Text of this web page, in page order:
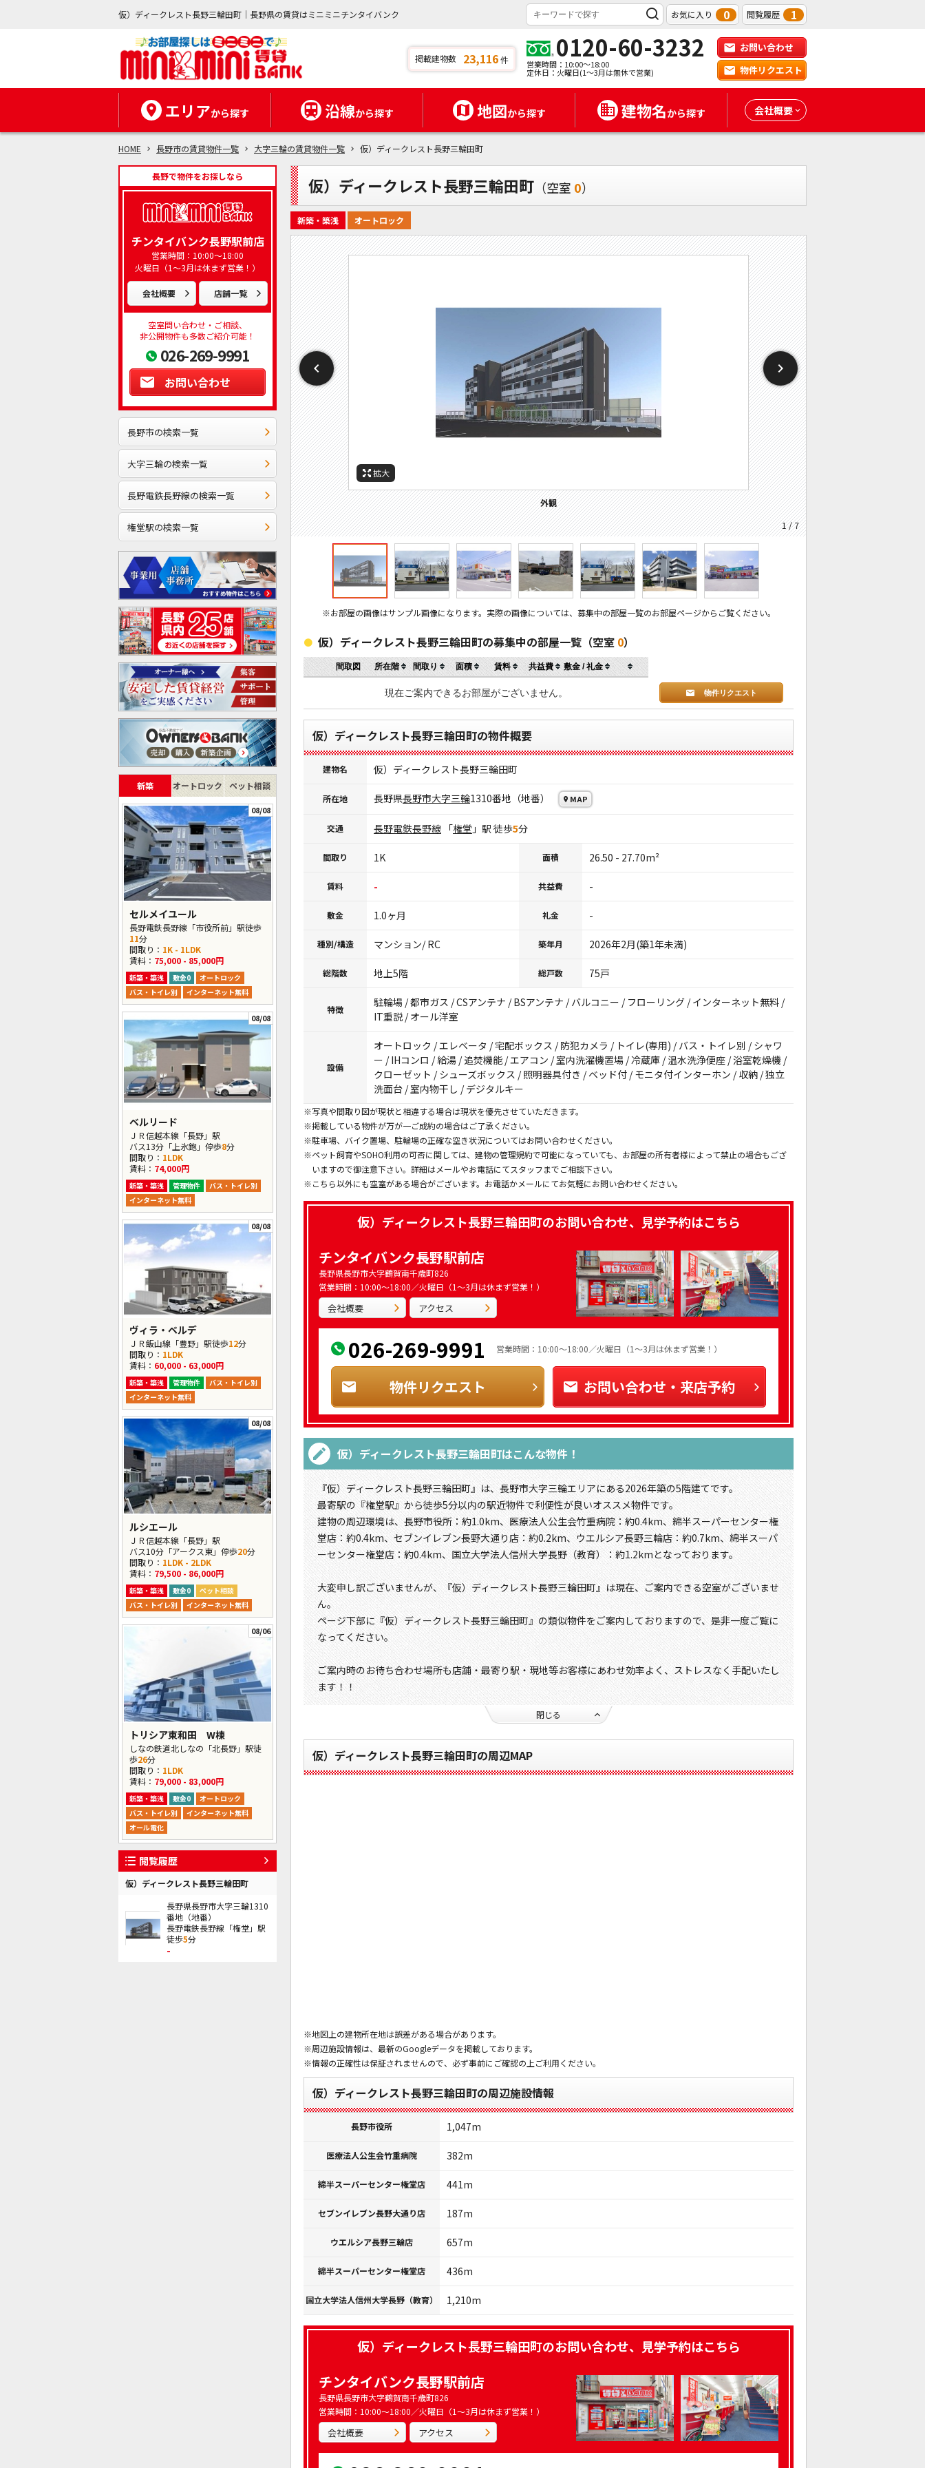
仮）ディークレスト長野三輪田町｜長野県の賃貸はミニミニチンタイバンク お気に入り 0 閲覧履歴 1
掲載建物数 23,116件 0120-60-3232
営業時間：10:00～18:00
定休日：火曜日(1～3月は無休で営業)
お問い合わせ
物件リクエスト
エリアから探す 沿線から探す 地図から探す 建物名から探す 会社概要
HOME 長野市の賃貸物件一覧 大字三輪の賃貸物件一覧 仮）ディークレスト長野三輪田町
長野で物件をお探しなら
チンタイバンク長野駅前店
営業時間：10:00～18:00
火曜日（1～3月は休まず営業！）
会社概要 店舗一覧
空室問い合わせ・ご相談、
非公開物件も多数ご紹介可能！
026-269-9991
お問い合わせ
長野市の検索一覧
大字三輪の検索一覧
長野電鉄長野線の検索一覧
権堂駅の検索一覧
新築 オートロック ペット相談
08/08
セルメイユール
長野電鉄長野線「市役所前」駅徒歩
11分
間取り： 1K - 1LDK
賃料： 75,000 - 85,000円
新築・築浅 敷金0
オートロック
バス・トイレ別
インターネット無料
08/08
ベルリード
ＪＲ信越本線「長野」駅
バス13分「上氷鉋」停歩8分
間取り： 1LDK
賃料： 74,000円
新築・築浅 管理物件
バス・トイレ別
インターネット無料
08/08
ヴィラ・ベルデ
ＪＲ飯山線「豊野」駅徒歩12分
間取り： 1LDK
賃料： 60,000 - 63,000円
新築・築浅 管理物件
バス・トイレ別
インターネット無料
08/08
ルシエール
ＪＲ信越本線「長野」駅
バス10分「アークス東」停歩20分
間取り： 1LDK - 2LDK
賃料： 79,500 - 86,000円
新築・築浅 敷金0
ペット相談
バス・トイレ別
インターネット無料
08/06
トリシア東和田 W棟
しなの鉄道北しなの「北長野」駅徒
歩26分
間取り： 1LDK
賃料： 79,000 - 83,000円
新築・築浅 敷金0
オートロック
バス・トイレ別
インターネット無料
オール電化
閲覧履歴
仮）ディークレスト長野三輪田町
長野県長野市大字三輪1310
番地（地番）
長野電鉄長野線「権堂」駅
徒歩5分
-
仮）ディークレスト長野三輪田町 （空室 0）
新築・築浅 オートロック
拡大
外観
1 / 7
拡大
周辺施設：ホームセンター
拡大
周辺施設：ドラックストア
拡大
周辺施設：コンビニ
拡大
周辺施設：スーパー
拡大
周辺施設：病院
拡大
※お部屋の画像はサンプル画像になります。実際の画像については、募集中の部屋一覧のお部屋ページからご覧ください。
仮）ディークレスト長野三輪田町の募集中の部屋一覧（空室 0）
間取図 所在階 間取り 面積 賃料 共益費 敷金 / 礼金
現在ご案内できるお部屋がございません。 物件リクエスト
仮）ディークレスト長野三輪田町の物件概要
建物名 仮）ディークレスト長野三輪田町
所在地 長野県長野市大字三輪1310番地（地番） MAP
交通 長野電鉄長野線 「権堂 」駅 徒歩5分
間取り 1K 面積 26.50 - 27.70m²
賃料 - 共益費 -
敷金 1.0ヶ月 礼金 -
種別/構造 マンション/ RC 築年月 2026年2月(築1年未満)
総階数 地上5階 総戸数 75戸
特徴
駐輪場 / 都市ガス / CSアンテナ / BSアンテナ / バルコニー / フローリング / インターネット無料 /
IT重説 / オール洋室
設備
オートロック / エレベータ / 宅配ボックス / 防犯カメラ / トイレ(専用) / バス・トイレ別 / シャワ
ー / IHコンロ / 給湯 / 追焚機能 / エアコン / 室内洗濯機置場 / 冷蔵庫 / 温水洗浄便座 / 浴室乾燥機 /
クローゼット / シューズボックス / 照明器具付き / ベッド付 / モニタ付インターホン / 収納 / 独立
洗面台 / 室内物干し / デジタルキー
※写真や間取り図が現状と相違する場合は現状を優先させていただきます。
※掲載している物件が万が一ご成約の場合はご了承ください。
※駐車場、バイク置場、駐輪場の正確な空き状況についてはお問い合わせください。
※ペット飼育やSOHO利用の可否に関しては、建物の管理規約で可能になっていても、お部屋の所有者様によって禁止の場合もござ
いますので御注意下さい。詳細はメールやお電話にてスタッフまでご相談下さい。
※こちら以外にも空室がある場合がございます。お電話かメールにてお気軽にお問い合わせください。
仮）ディークレスト長野三輪田町のお問い合わせ、見学予約はこちら
チンタイバンク長野駅前店
長野県長野市大字鶴賀南千歳町826
営業時間：10:00～18:00／火曜日（1～3月は休まず営業！）
会社概要 アクセス
026-269-9991 営業時間：10:00～18:00／火曜日（1～3月は休まず営業！）
物件リクエスト お問い合わせ・来店予約
仮）ディークレスト長野三輪田町はこんな物件！
『仮）ディークレスト長野三輪田町』は、長野市大字三輪エリアにある2026年築の5階建てです。
最寄駅の『権堂駅』から徒歩5分以内の駅近物件で利便性が良いオススメ物件です。
建物の周辺環境は、長野市役所：約1.0km、医療法人公生会竹重病院：約0.4km、綿半スーパーセンター権
堂店：約0.4km、セブンイレブン長野大通り店：約0.2km、ウエルシア長野三輪店：約0.7km、綿半スーパ
ーセンター権堂店：約0.4km、国立大学法人信州大学長野（教育）：約1.2kmとなっております。
大変申し訳ございませんが、『仮）ディークレスト長野三輪田町』は現在、ご案内できる空室がございませ
ん。
ページ下部に『仮）ディークレスト長野三輪田町』の類似物件をご案内しておりますので、是非一度ご覧に
なってください。
ご案内時のお待ち合わせ場所も店舗・最寄り駅・現地等お客様にあわせ効率よく、ストレスなく手配いたし
ます！！
閉じる
仮）ディークレスト長野三輪田町の周辺MAP
※地図上の建物所在地は誤差がある場合があります。
※周辺施設情報は、最新のGoogleデータを掲載しております。
※情報の正確性は保証されませんので、必ず事前にご確認の上ご利用ください。
仮）ディークレスト長野三輪田町の周辺施設情報
長野市役所 1,047m
医療法人公生会竹重病院 382m
綿半スーパーセンター権堂店 441m
セブンイレブン長野大通り店 187m
ウエルシア長野三輪店 657m
綿半スーパーセンター権堂店 436m
国立大学法人信州大学長野（教育） 1,210m
仮）ディークレスト長野三輪田町のお問い合わせ、見学予約はこちら
チンタイバンク長野駅前店
長野県長野市大字鶴賀南千歳町826
営業時間：10:00～18:00／火曜日（1～3月は休まず営業！）
会社概要 アクセス